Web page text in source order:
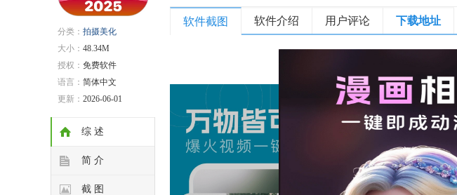
分类： 拍摄美化
大小： 48.34M
授权： 免费软件
语言： 简体中文
更新： 2026-06-01
综 述
简 介
截 图
软件截图 软件介绍 用户评论 下载地址